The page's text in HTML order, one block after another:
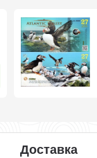
Доставка